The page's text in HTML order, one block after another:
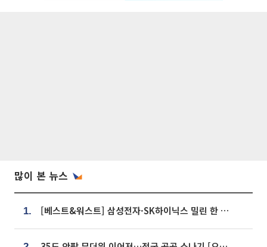
많이 본 뉴스
1. [베스트&워스트] 삼성전자·SK하이닉스 밀린 한 주…상상인증권은 85% 급등